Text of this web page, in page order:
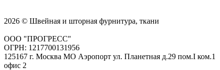
2026 © Швейная и шторная фурнитура, ткани
ООО "ПРОГРЕСС"
ОГРН: 1217700131956
125167 г. Москва МО Аэропорт ул. Планетная д.29 пом.I ком.1
офис 2